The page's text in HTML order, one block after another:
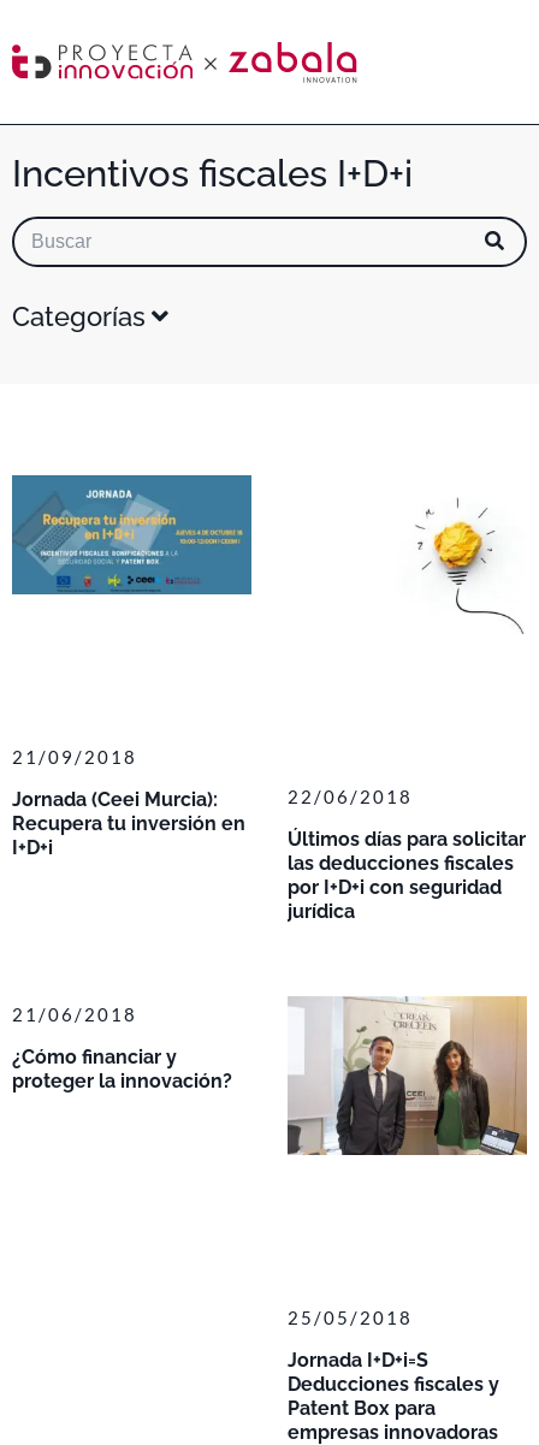
Incentivos fiscales I+D+i
Categorías
Jornada (Ceei Murcia):
Recupera tu inversión en
I+D+i
21/09/2018
Últimos días para solicitar
las deducciones fiscales
por I+D+i con seguridad
jurídica
22/06/2018
¿Cómo financiar y
proteger la innovación?
21/06/2018
Jornada I+D+i=S
Deducciones fiscales y
Patent Box para
empresas innovadoras
25/05/2018